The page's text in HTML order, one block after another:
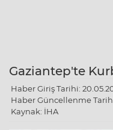
Gaziantep'te
Haber Giriş Tarihi:
Haber Güncellenme
Kaynak: İHA